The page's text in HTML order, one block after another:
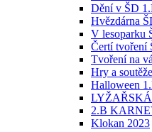
Dění v ŠD
Hvězdárna
V lesoparku
Čertí tvoření
Tvoření na
Hry a
Halloween
2.B
Klokan 2023